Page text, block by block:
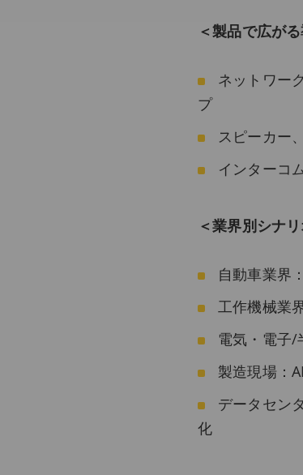
＜製品で広が
ネットワー
プ
スピーカー
インターコ
＜業界別シナリ
自動車業界
工作機械業
電気・電子/
製造現場：
データセン
化